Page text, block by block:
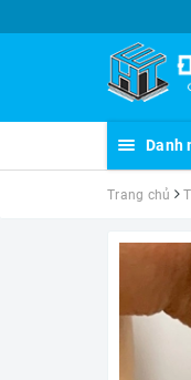
Danh
Trang chủ